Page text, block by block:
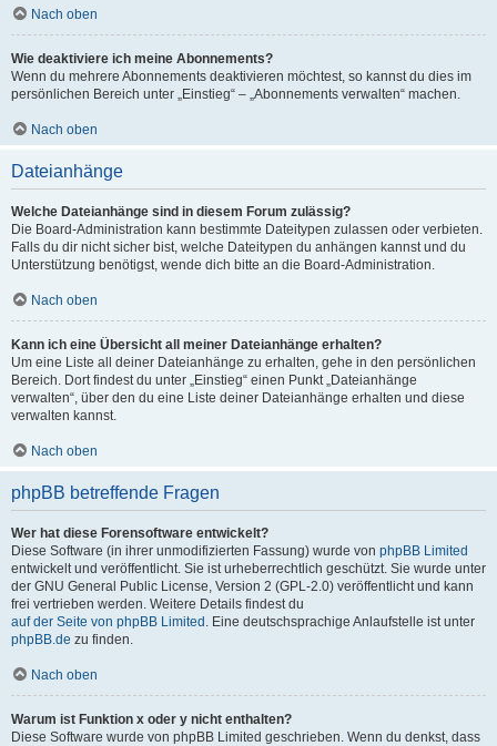
Nach oben
Wie deaktiviere ich meine Abonnements?
Wenn du mehrere Abonnements deaktivieren möchtest, so kannst du dies im
persönlichen Bereich unter „Einstieg“ – „Abonnements verwalten“ machen.
Nach oben
Dateianhänge
Welche Dateianhänge sind in diesem Forum zulässig?
Die Board-Administration kann bestimmte Dateitypen zulassen oder verbieten.
Falls du dir nicht sicher bist, welche Dateitypen du anhängen kannst und du
Unterstützung benötigst, wende dich bitte an die Board-Administration.
Nach oben
Kann ich eine Übersicht all meiner Dateianhänge erhalten?
Um eine Liste all deiner Dateianhänge zu erhalten, gehe in den persönlichen
Bereich. Dort findest du unter „Einstieg“ einen Punkt „Dateianhänge
verwalten“, über den du eine Liste deiner Dateianhänge erhalten und diese
verwalten kannst.
Nach oben
phpBB betreffende Fragen
Wer hat diese Forensoftware entwickelt?
Diese Software (in ihrer unmodifizierten Fassung) wurde von phpBB Limited
entwickelt und veröffentlicht. Sie ist urheberrechtlich geschützt. Sie wurde unter
der GNU General Public License, Version 2 (GPL-2.0) veröffentlicht und kann
frei vertrieben werden. Weitere Details findest du
auf der Seite von phpBB Limited . Eine deutschsprachige Anlaufstelle ist unter
phpBB.de zu finden.
Nach oben
Warum ist Funktion x oder y nicht enthalten?
Diese Software wurde von phpBB Limited geschrieben. Wenn du denkst, dass